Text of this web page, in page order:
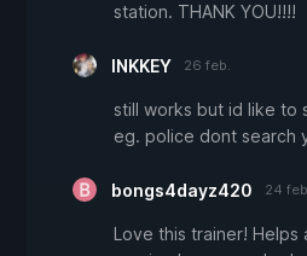
station. THANK YOU!!!!
INKKEY 26 feb.
still works but id like to
eg. police dont search
bongs4dayz420 24
Love this trainer! Helps